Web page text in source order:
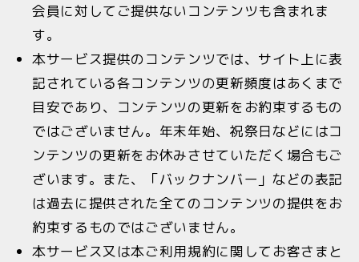
会員に対してご提供ないコンテンツも含まれま
す。
本サービス提供のコンテンツでは、サイト上に表
記されている各コンテンツの更新頻度はあくまで
目安であり、コンテンツの更新をお約束するもの
ではございません。年末年始、祝祭日などにはコ
ンテンツの更新をお休みさせていただく場合もご
ざいます。また、「バックナンバー」などの表記
は過去に提供された全てのコンテンツの提供をお
約束するものではございません。
本サービス又は本ご利用規約に関してお客さまと